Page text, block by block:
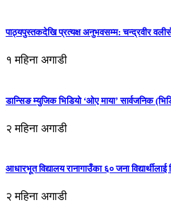
पाठ्यपुस्तकदेखि प्रत्यक्ष अनुभवसम्म: चन्द्रवीर
१ महिना अगाडी
डान्सिङ म्युजिक भिडियो ‘ओए माया’ सार्वजनिक
२ महिना अगाडी
आधारभूत विद्यालय रानागाउँका ६० जना विद्यार्थीलाई
२ महिना अगाडी